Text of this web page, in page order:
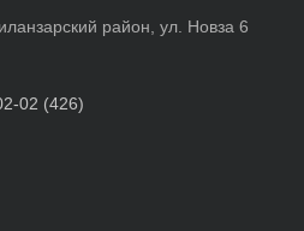
район, ул. Новза 6
02 (426)